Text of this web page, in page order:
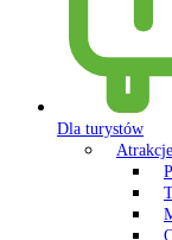
Dla turystów